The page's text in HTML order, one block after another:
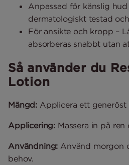
Anpassad för känslig
dermatologiskt testad
För ansikte och kropp –
absorberas snabbt utan
Så använder du
Lotion
Mängd: Applicera ett generöst
Applicering: Massera in på
Användning: Använd morgon
behov.